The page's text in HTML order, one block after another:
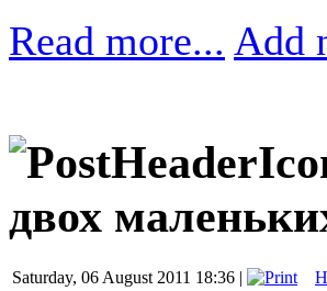
Read more... Add
двох
Saturday, 06 August 2011 18:36 |